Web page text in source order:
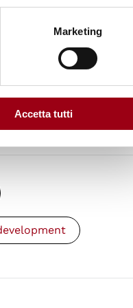
Marketing
Accetta tutti
Charting a
and Just Future,